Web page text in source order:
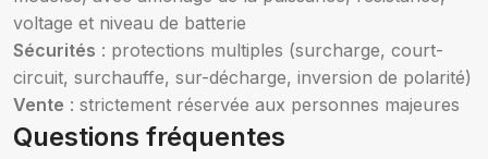
voltage et niveau de batterie
Sécurités : protections multiples (surcharge, court-
circuit, surchauffe, sur-décharge, inversion de polarité)
Vente : strictement réservée aux personnes majeures
Questions fréquentes